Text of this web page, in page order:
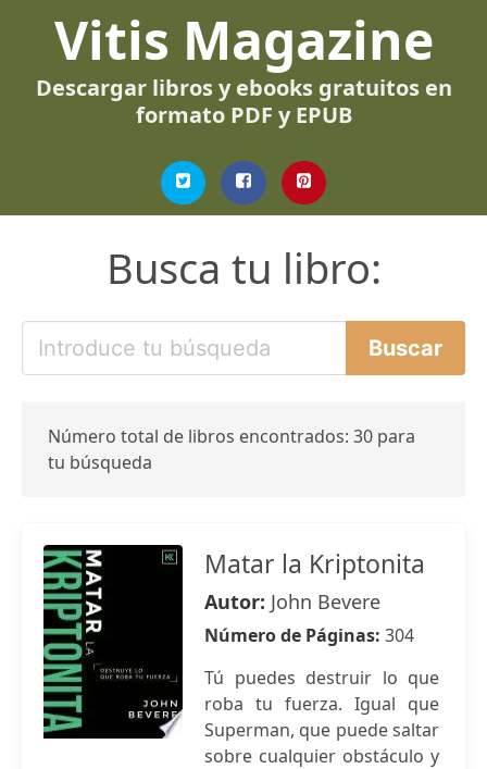
Vitis Magazine
Descargar libros y ebooks gratuitos en
formato PDF y EPUB
Busca tu libro:
Número total de libros encontrados: 30 para
tu búsqueda
Matar la Kriptonita
Autor: John Bevere
Número de Páginas: 304
Tú puedes destruir lo que
roba tu fuerza. Igual que
Superman, que puede saltar
sobre cualquier obstáculo y